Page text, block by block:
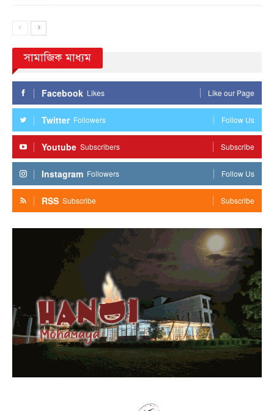
সামাজিক মাধ্যম
Facebook Likes Like our Page
Twitter Followers Follow Us
Youtube Subscribers Subscribe
Instagram Followers Follow Us
RSS Subscribe Subscribe